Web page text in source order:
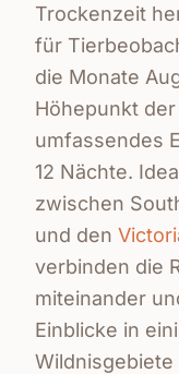
Trockenzeit
für
die Monate
Höhepunkt
umfassendes
12 Nächte.
zwischen
und den
verbinden die
miteinander
Einblicke in
Wildnisgebiete